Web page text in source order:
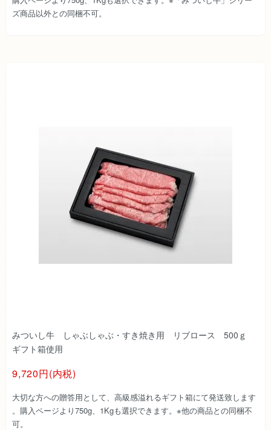
ズ商品以外との同梱不可。
みついし牛 しゃぶしゃぶ・すき焼き用 リブロース 500ｇ
ギフト箱使用
9,720円(内税)
大切な方への贈答用として、高級感溢れるギフト箱にて発送致します
。購入ページより750g、1Kgも選択できます。※他の商品との同梱不
可。